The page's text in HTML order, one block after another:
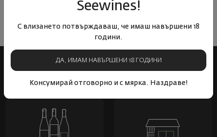
Напишете първото ревю
Seewines!
С влизането потвърждаваш, че имаш навършени 18
години.
ДА, ИМАМ НАВЪРШЕНИ 18 ГОДИНИ
Консумирай отговорно и с мярка. Наздраве!